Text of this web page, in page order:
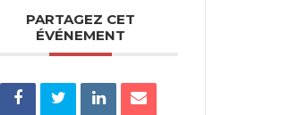
PARTAGEZ CET
ÉVÉNEMENT